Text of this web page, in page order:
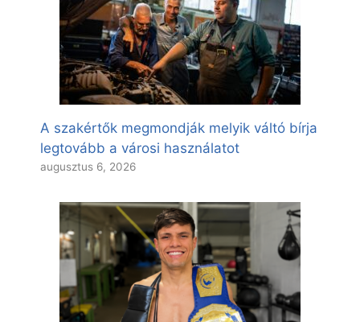
A szakértők megmondják melyik váltó bírja
legtovább a városi használatot
augusztus 6, 2026